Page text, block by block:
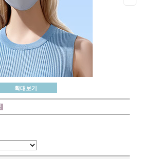
확대보기